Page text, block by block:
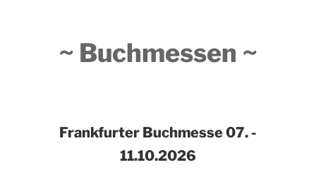
~ Buchmessen ~
Frankfurter Buchmesse07. -
11.10.2026